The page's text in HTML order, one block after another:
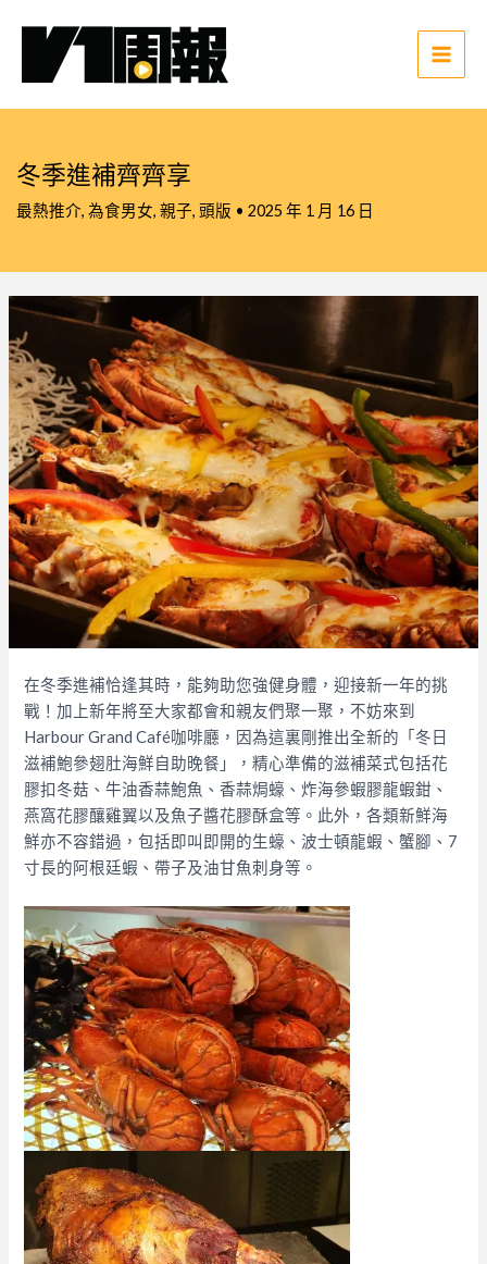
Main
冬季進補齊齊享
最熱推介, 為食男女, 親子, 頭版 • 2025 年 1 月 16 日
在冬季進補恰逢其時，能夠助您強健身體，迎接新一年的挑
戰！加上新年將至大家都會和親友們聚一聚，不妨來到
Harbour Grand Café咖啡廳，因為這裏剛推出全新的「冬日
滋補鮑參翅肚海鮮自助晚餐」，精心準備的滋補菜式包括花
膠扣冬菇、牛油香蒜鮑魚、香蒜焗蠔、炸海參蝦膠龍蝦鉗、
燕窩花膠釀雞翼以及魚子醬花膠酥盒等。此外，各類新鮮海
鮮亦不容錯過，包括即叫即開的生蠔、波士頓龍蝦、蟹腳、7
寸長的阿根廷蝦、帶子及油甘魚刺身等。